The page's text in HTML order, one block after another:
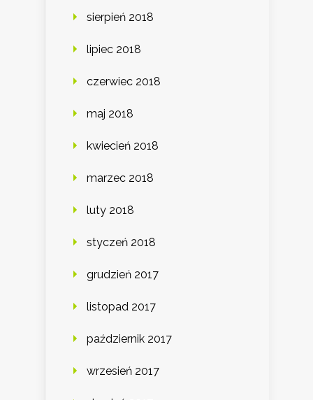
sierpień 2018
lipiec 2018
czerwiec 2018
maj 2018
kwiecień 2018
marzec 2018
luty 2018
styczeń 2018
grudzień 2017
listopad 2017
październik 2017
wrzesień 2017